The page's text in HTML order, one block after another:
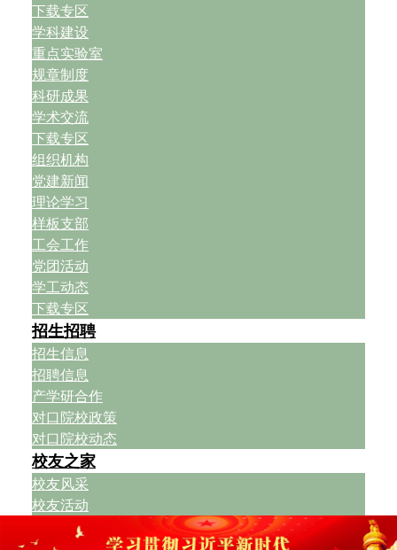
下载专区
学科建设
重点实验室
规章制度
科研成果
学术交流
下载专区
组织机构
党建新闻
理论学习
样板支部
工会工作
党团活动
学工动态
下载专区
招生招聘
招生信息
招聘信息
产学研合作
对口院校政策
对口院校动态
校友之家
校友风采
校友活动